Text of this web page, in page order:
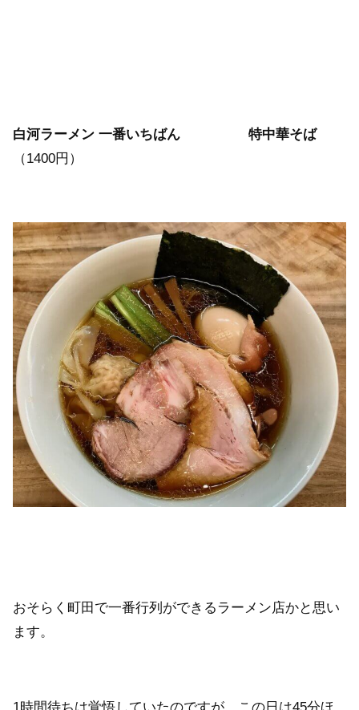
白河ラーメン 一番いちばん
特中華そば
（1400円）
おそらく町田で一番行列ができるラーメン店かと思い
ます。